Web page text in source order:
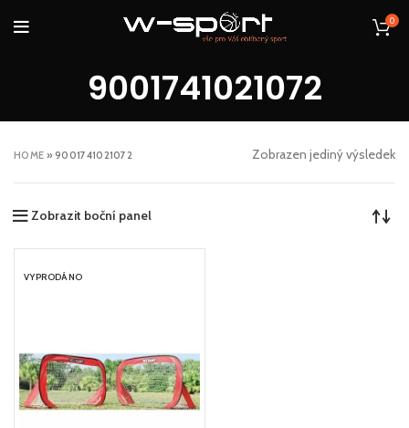
0
9001741021072
HOME »9001741021072 Zobrazen jediný výsledek
Zobrazit boční panel
VYPRODÁNO